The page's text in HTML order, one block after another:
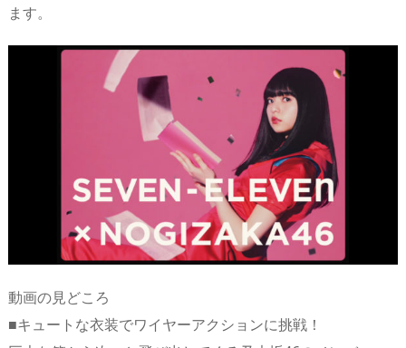
ます。
動画の見どころ
■キュートな衣装でワイヤーアクションに挑戦！